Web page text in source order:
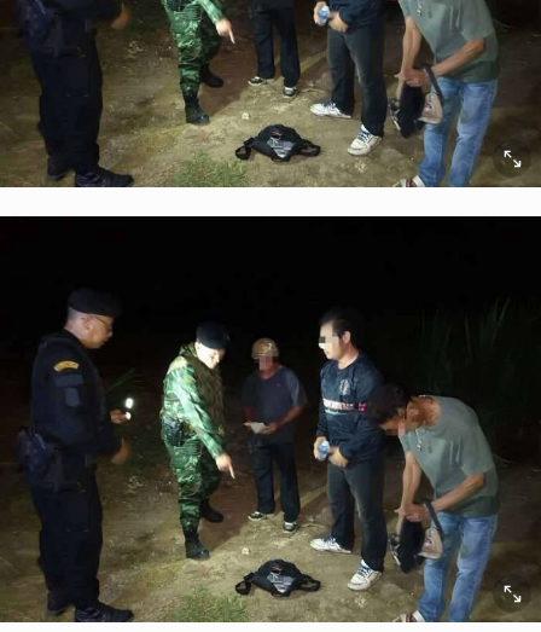
ยกเลิก